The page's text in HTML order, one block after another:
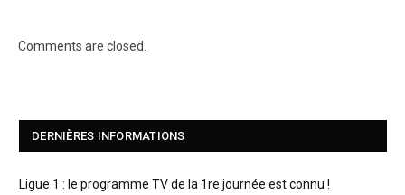
Comments are closed.
DERNIÈRES INFORMATIONS
Ligue 1 : le programme TV de la 1re journée est connu !